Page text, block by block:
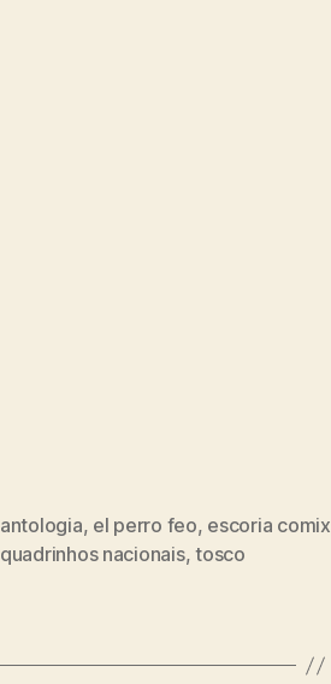
antologia, el perro feo, escoria comix
quadrinhos nacionais,tosco